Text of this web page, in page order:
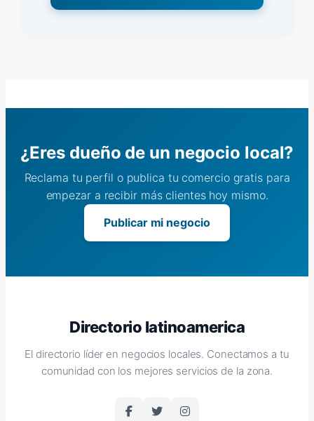
¿Eres dueño de un negocio local?
Reclama tu perfil o publica tu comercio gratis para
empezar a recibir más clientes hoy mismo.
Publicar mi negocio
Directorio latinoamerica
El directorio líder en negocios locales. Conectamos a tu
comunidad con los mejores servicios de la zona.